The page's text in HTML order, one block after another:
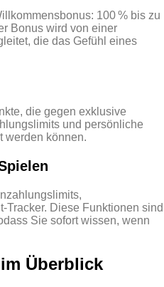
100 % bis zu
Bonus wird von einer
die das Gefühl eines
die gegen exklusive
und persönliche
werden können.
Diese Funktionen sind
Sie sofort wissen, wenn
Überblick